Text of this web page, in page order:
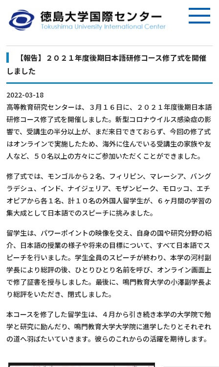
【報告】２０２１年度後期日本語研修コース修了式を開催
しました
2022-03-18
高等教育研究センターは、３月１６日に、２０２１年度後期日本語
研修コース修了式を開催しました。新型コロナウイルス感染症の影
響で、受講生の半分以上が、まだ来日できておらず、今回の修了式
はオンラインで実施したため、海外に住んでいる受講生の家族や友
人など、５０名以上の方々にご参加いただくことができました。
修了式では、モンゴルから２名、フィリピン、マレーシア、バング
ラデシュ、インド、ナイジェリア、モザンビーク、モロッコ、エチ
オピアから各１名、計１０名の外国人留学生が、６ヶ月間の学習の
集大成として日本語でのスピーチに挑みました。
留学生は、パワーポイントの映像を交え、自身の国や研究分野の紹
介、日本語の授業の様子や将来の目標について、すべて日本語でス
ピーチを行いました。学生全員のスピーチが終わり、本学の河村副
学長により総評の後、ひとりひとり名前を呼び、オンライン画面上
で修了証書を授与しました。最後に、鳴門教育大学の小澤副学長よ
り総評をいただき、閉式しました。
本コースを修了した留学生は、４月から引き続き本学の大学院で勉
学と研究に励んだり、鳴門教育大学大学院に進学したりとそれぞれ
の道へ羽ばたいていきます。彼らのこれからの活躍を期待します。